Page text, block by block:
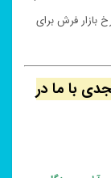
بازار فرش برای
با ما در